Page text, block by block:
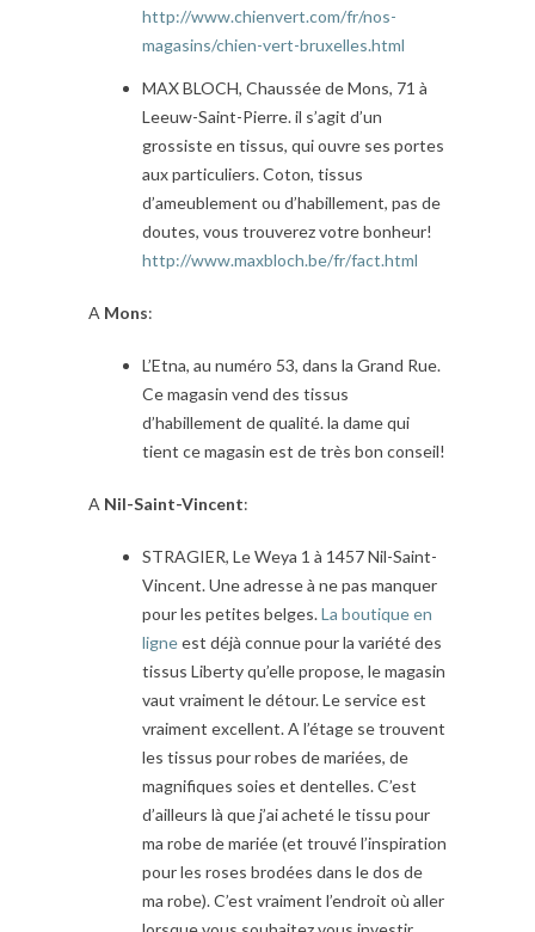
http://www.chienvert.com/fr/nos-
magasins/chien-vert-bruxelles.html
MAX BLOCH, Chaussée de Mons, 71 à
Leeuw-Saint-Pierre. il s’agit d’un
grossiste en tissus, qui ouvre ses portes
aux particuliers. Coton, tissus
d’ameublement ou d’habillement, pas de
doutes, vous trouverez votre bonheur!
http://www.maxbloch.be/fr/fact.html
A Mons:
L’Etna, au numéro 53, dans la Grand Rue.
Ce magasin vend des tissus
d’habillement de qualité. la dame qui
tient ce magasin est de très bon conseil!
A Nil-Saint-Vincent:
STRAGIER, Le Weya 1 à 1457 Nil-Saint-
Vincent. Une adresse à ne pas manquer
pour les petites belges.La boutique en
ligneest déjà connue pour la variété des
tissus Liberty qu’elle propose, le magasin
vaut vraiment le détour. Le service est
vraiment excellent. A l’étage se trouvent
les tissus pour robes de mariées, de
magnifiques soies et dentelles. C’est
d’ailleurs là que j’ai acheté le tissu pour
ma robe de mariée (et trouvé l’inspiration
pour les roses brodées dans le dos de
ma robe). C’est vraiment l’endroit où aller